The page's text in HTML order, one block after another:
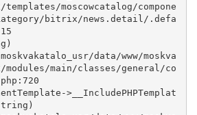
moscowcatalog/compone
bitrix/news.detail/.defa
main/classes/general/co
>__IncludePHPTemplat